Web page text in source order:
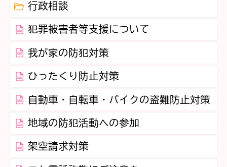
行政相談
犯罪被害者等支援について
我が家の防犯対策
ひったくり防止対策
自動車・自転車・バイクの盗難防止対策
地域の防犯活動への参加
架空請求対策